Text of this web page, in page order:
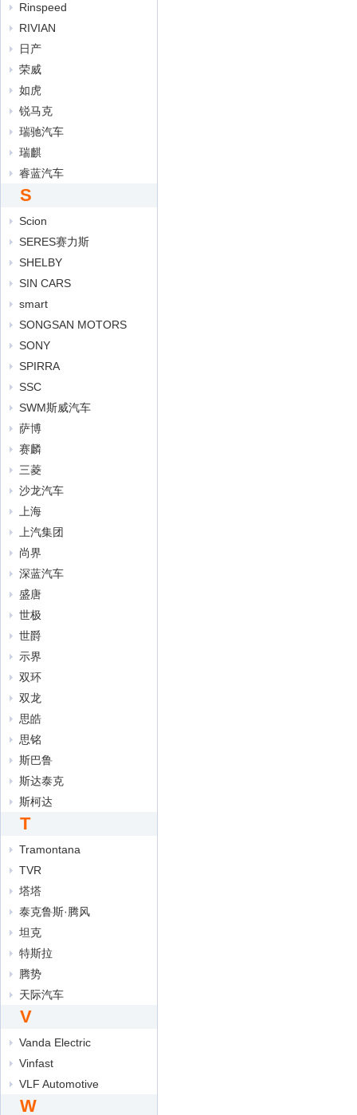
Rinspeed
RIVIAN
日产
荣威
如虎
锐马克
瑞驰汽车
瑞麒
睿蓝汽车
S
Scion
SERES赛力斯
SHELBY
SIN CARS
smart
SONGSAN MOTORS
SONY
SPIRRA
SSC
SWM斯威汽车
萨博
赛麟
三菱
沙龙汽车
上海
上汽集团
尚界
深蓝汽车
盛唐
世极
世爵
示界
双环
双龙
思皓
思铭
斯巴鲁
斯达泰克
斯柯达
T
Tramontana
TVR
塔塔
泰克鲁斯·腾风
坦克
特斯拉
腾势
天际汽车
V
Vanda Electric
Vinfast
VLF Automotive
W